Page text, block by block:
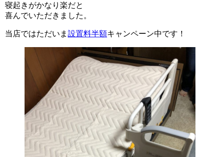
寝起きがかなり楽だと
喜んでいただきました。
当店ではただいま 設置料半額キャンペーン中です！